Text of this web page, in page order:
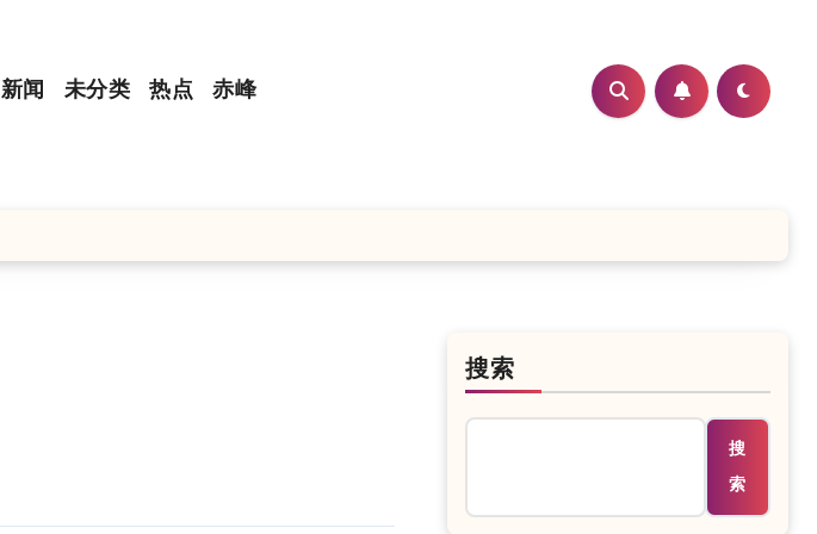
新闻 未分类 热点 赤峰
搜索
搜
索